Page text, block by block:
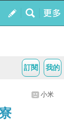
我的
訂閱
小米